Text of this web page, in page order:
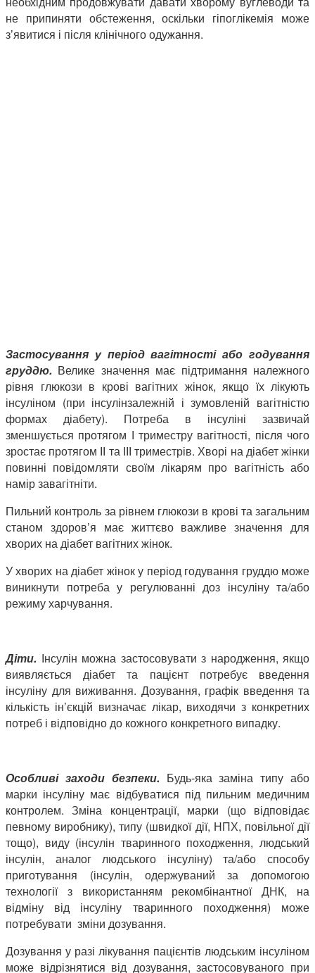
не припиняти обстеження, оскільки гіпоглікемія може
з’явитися і після клінічного одужання.
Застосування у період вагітності або годування
груддю. Велике значення має підтримання належного
рівня глюкози в крові вагітних жінок, якщо їх лікують
інсуліном (при інсулінзалежній і зумовленій вагітністю
формах діабету). Потреба в інсуліні зазвичай
зменшується протягом І триместру вагітності, після чого
зростає протягом ІІ та ІІІ триместрів. Хворі на діабет жінки
повинні повідомляти своїм лікарям про вагітність або
намір завагітніти.
Пильний контроль за рівнем глюкози в крові та загальним
станом здоров’я має життєво важливе значення для
хворих на діабет вагітних жінок.
У хворих на діабет жінок у період годування груддю може
виникнути потреба у регулюванні доз інсуліну та/або
режиму харчування.
Діти. Інсулін можна застосовувати з народження, якщо
виявляється діабет та пацієнт потребує введення
інсуліну для виживання. Дозування, графік введення та
кількість ін’єкцій визначає лікар, виходячи з конкретних
потреб і відповідно до кожного конкретного випадку.
Особливі заходи безпеки. Будь-яка заміна типу або
марки інсуліну має відбуватися під пильним медичним
контролем. Зміна концентрації, марки (що відповідає
певному виробнику), типу (швидкої дії, НПХ, повільної дії
тощо), виду (інсулін тваринного походження, людський
інсулін, аналог людського інсуліну) та/або способу
приготування (інсулін, одержуваний за допомогою
технології з використанням рекомбінантної ДНК, на
відміну від інсуліну тваринного походження) може
потребувати зміни дозування.
Дозування у разі лікування пацієнтів людським інсуліном
може відрізнятися від дозування, застосовуваного при